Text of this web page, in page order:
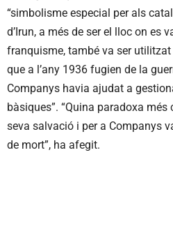
“simbolisme especial per als
d’Irun, a més de ser el lloc on es
franquisme, també va ser
que a l’any 1936 fugien de la
Companys havia ajudat a
bàsiques”. “Quina paradoxa més
seva salvació i per a Companys
de mort”, ha afegit.